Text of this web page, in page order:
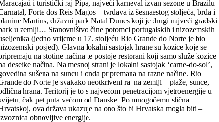
i turistički raj Pipa, najveći karneval izvan sezone u Brazilu
Forte dos Reis Magos – tvrđava iz šesnaestog stoljeća, brda i
Martins, državni park Natal Dunes koji je drugi najveći gradski
u zemlji… Stanovništvo čine potomci portugalskih i nizozemskih
(jedno vrijeme u 17. stoljeću Rio Grande do Norte je bio
posjed). Glavna lokalni sastojak hrane su kozice koje se
na stotine načina te postoje restorani koji samo služe kozice
desetke načina. Na mesnoj strani je lokalni sastojak ‘carne-do-sol’,
sušena na suncu i onda pripremana na razne načine. Rio
do Norte je svakako neotkriveni raj na zemlji – plaže, sunce,
hrana. Teritorij je to s najvećom penetracijom vjetroenergije u
čak pet puta većom od Danske. Po mnogočemu slična
ova država ukazuje na ono što bi Hrvatska mogla biti –
obnovljive energije.